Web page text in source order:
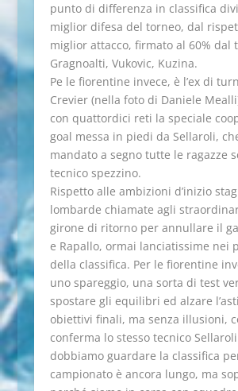
punto di differenza in classifica
miglior difesa del torneo, dal
miglior attacco, firmato al 60% dal
Gragnoalti, Vukovic, Kuzina.
Pe le fiorentine invece, è l’ex di
Crevier (nella foto di Daniele
con quattordici reti la speciale
goal messa in piedi da Sellaroli,
mandato a segno tutte le ragazze
tecnico spezzino.
Rispetto alle ambizioni d’inizio
lombarde chiamate agli
girone di ritorno per annullare il
e Rapallo, ormai lanciatissime nei
della classifica. Per le fiorentine
uno spareggio, una sorta di test
spostare gli equilibri ed alzare
obiettivi finali, ma senza illusioni,
conferma lo stesso tecnico
dobbiamo guardare la classifica
campionato è ancora lungo, ma